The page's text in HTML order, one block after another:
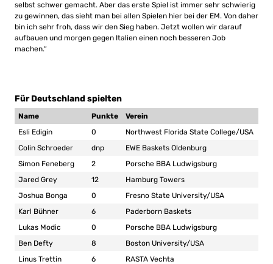
selbst schwer gemacht. Aber das erste Spiel ist immer sehr schwierig
zu gewinnen, das sieht man bei allen Spielen hier bei der EM. Von daher
bin ich sehr froh, dass wir den Sieg haben. Jetzt wollen wir darauf
aufbauen und morgen gegen Italien einen noch besseren Job
machen.“
Für Deutschland spielten
Name Punkte
Verein
Esli Edigin
0
Northwest Florida State College/USA
Colin Schroeder
dnp
EWE Baskets Oldenburg
Simon Feneberg
2
Porsche BBA Ludwigsburg
Jared Grey
12
Hamburg Towers
Joshua Bonga
0
Fresno State University/USA
Karl Bühner
6
Paderborn Baskets
Lukas Modic
0
Porsche BBA Ludwigsburg
Ben Defty
8
Boston University/USA
Linus Trettin
6
RASTA Vechta